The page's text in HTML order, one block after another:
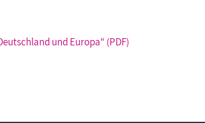
und Europa“ (PDF)